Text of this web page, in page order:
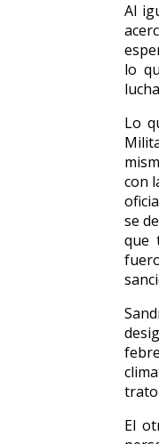
Al
lo
Lo
con
se
que
El